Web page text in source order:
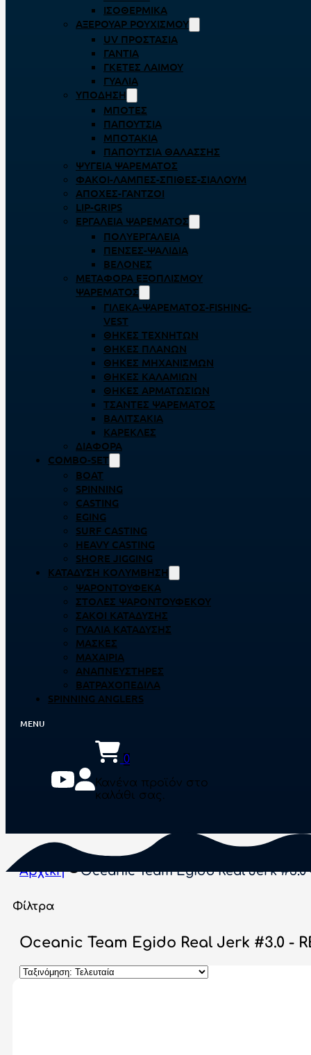
ΙΣΟΘΕΡΜΙΚΆ
ΑΞΕΡΟΥΆΡ ΡΟΥΧΙΣΜΟΎ
UV ΠΡΟΣΤΑΣΊΑ
ΓΆΝΤΙΑ
ΓΚΈΤΕΣ ΛΑΊΜΟΥ
ΓΥΑΛΙΆ
ΥΠΌΔΗΣΗ
ΜΠΌΤΕΣ
ΠΑΠΟΎΤΣΙΑ
ΜΠΟΤΆΚΙΑ
ΠΑΠΟΎΤΣΙΑ ΘΑΛΆΣΣΗΣ
ΨΥΓΕΊΑ ΨΑΡΈΜΑΤΟΣ
ΦΑΚΟΊ-ΛΆΜΠΕΣ-ΣΠΊΘΕΣ-ΣΊΑΛΟΥΜ
ΑΠΌΧΕΣ-ΓΆΝΤΖΟΙ
LIP-GRIPS
EΡΓΑΛΕΊΑ ΨΑΡΈΜΑΤΟΣ
ΠΟΛΥΕΡΓΑΛΕΊΑ
ΠΈΝΣΕΣ-ΨΑΛΊΔΙΑ
ΒΕΛΌΝΕΣ
ΜΕΤΑΦΟΡΆ ΕΞΟΠΛΙΣΜΟΎ
ΨΑΡΈΜΑΤΟΣ
ΓΙΛΈΚΑ-ΨΑΡΈΜΑΤΟΣ-FISHING-
VEST
ΘΉΚΕΣ ΤΕΧΝΗΤΏΝ
ΘΉΚΕΣ ΠΛΆΝΩΝ
ΘΉΚΕΣ ΜΗΧΑΝΙΣΜΏΝ
ΘΉΚΕΣ ΚΑΛΑΜΙΏΝ
ΘΉΚΕΣ ΑΡΜΑΤΩΣΙΏΝ
ΤΣΆΝΤΕΣ ΨΑΡΈΜΑΤΟΣ
ΒΑΛΙΤΣΆΚΙΑ
ΚΑΡΈΚΛΕΣ
ΔΙΆΦΟΡΑ
COMBO-SET
BOAT
SPINNING
CASTING
EGING
SURF CASTING
HEAVY CASTING
SHORE JIGGING
ΚΑΤΆΔΥΣΗ ΚΟΛΎΜΒΗΣΗ
ΨΑΡΟΝΤΟΎΦΕΚΑ
ΣΤΟΛΈΣ ΨΑΡΟΝΤΟΎΦΕΚΟΥ
ΣΆΚΟΙ ΚΑΤΆΔΥΣΗΣ
ΓΥΑΛΙΆ ΚΑΤΆΔΥΣΗΣ
ΜΆΣΚΕΣ
ΜΑΧΑΊΡΙΑ
ΑΝΑΠΝΕΥΣΤΉΡΕΣ
ΒΑΤΡΑΧΟΠΈΔΙΛΑ
SPINNING ANGLERS
0
Κανένα προϊόν στο
καλάθι σας.
Αρχική Oceanic Team Egido Real Jerk #3.0
Φίλτρα
Oceanic Team Egido Real Jerk #3.0 -